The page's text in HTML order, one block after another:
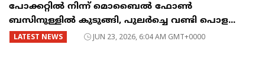
പോക്കറ്റിൽ നിന്ന് മൊബൈൽ ഫോൺ
ബസിനുള്ളിൽ കുടുങ്ങി, പുലർച്ചെ വണ്ടി പൊള...
LATEST NEWS JUN 23, 2026, 6:04 AM GMT+0000